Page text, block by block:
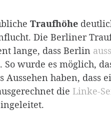
Traufhöhe
Die Berliner
lange, dass Berlin
. So wurde es möglich,
haben, dass
die Linke-